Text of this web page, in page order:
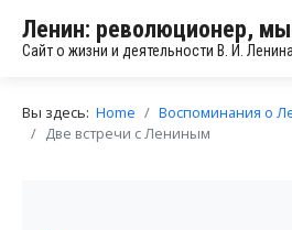
Ленин: революционер,
Сайт о жизни и деятельности В. И. Ленина
Вы здесь: Home
Воспоминания о
Две встречи с Лениным